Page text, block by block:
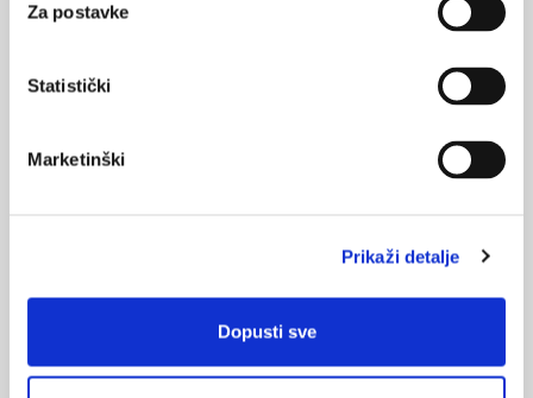
Za postavke
Statistički
Marketinški
Prikaži detalje
Dopusti sve
NAJPOPULARNIJE <
Bolna leđa - medicinske vježbe (nove smjernice)
Nesteroidni antireumatici i gastrointestinalna
podnošljivost